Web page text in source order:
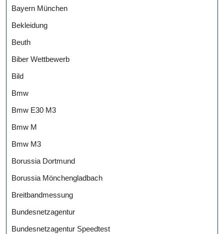
Bayern München
Bekleidung
Beuth
Biber Wettbewerb
Bild
Bmw
Bmw E30 M3
Bmw M
Bmw M3
Borussia Dortmund
Borussia Mönchengladbach
Breitbandmessung
Bundesnetzagentur
Bundesnetzagentur Speedtest